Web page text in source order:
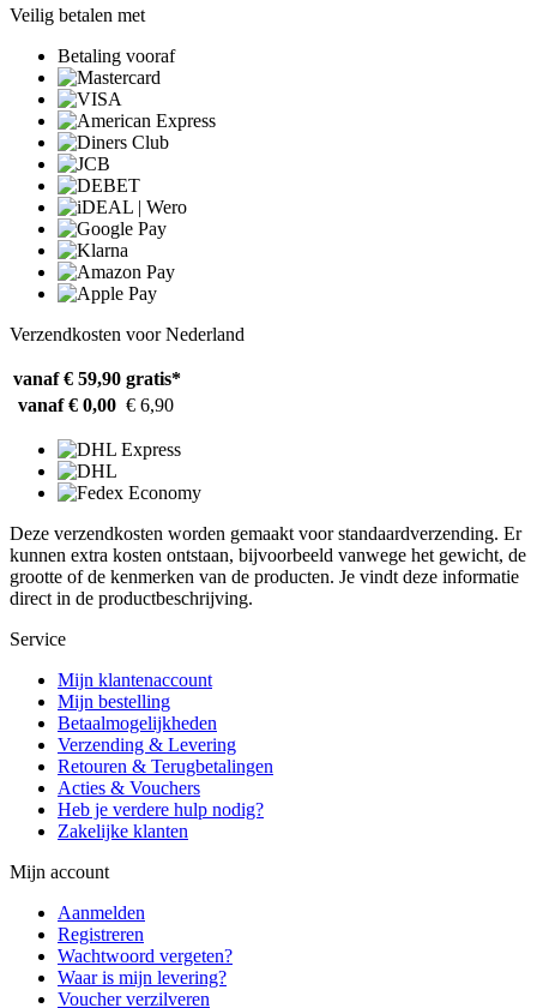
Veilig betalen met
Betaling vooraf
Verzendkosten voor Nederland
vanaf € 59,90 gratis*
vanaf € 0,00 € 6,90
Deze verzendkosten worden gemaakt voor standaardverzending. Er
kunnen extra kosten ontstaan, bijvoorbeeld vanwege het gewicht, de
grootte of de kenmerken van de producten. Je vindt deze informatie
direct in de productbeschrijving.
Service
Mijn klantenaccount
Mijn bestelling
Betaalmogelijkheden
Verzending & Levering
Retouren & Terugbetalingen
Acties & Vouchers
Heb je verdere hulp nodig?
Zakelijke klanten
Mijn account
Aanmelden
Registreren
Wachtwoord vergeten?
Waar is mijn levering?
Voucher verzilveren